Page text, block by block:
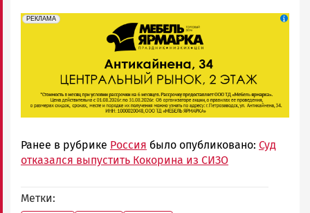
erid: 2SDnjeFymr3
РЕКЛАМА
Реклама
Ранее в рубрике Россия было опубликовано: Суд
отказался выпустить Кокорина из СИЗО
Метки